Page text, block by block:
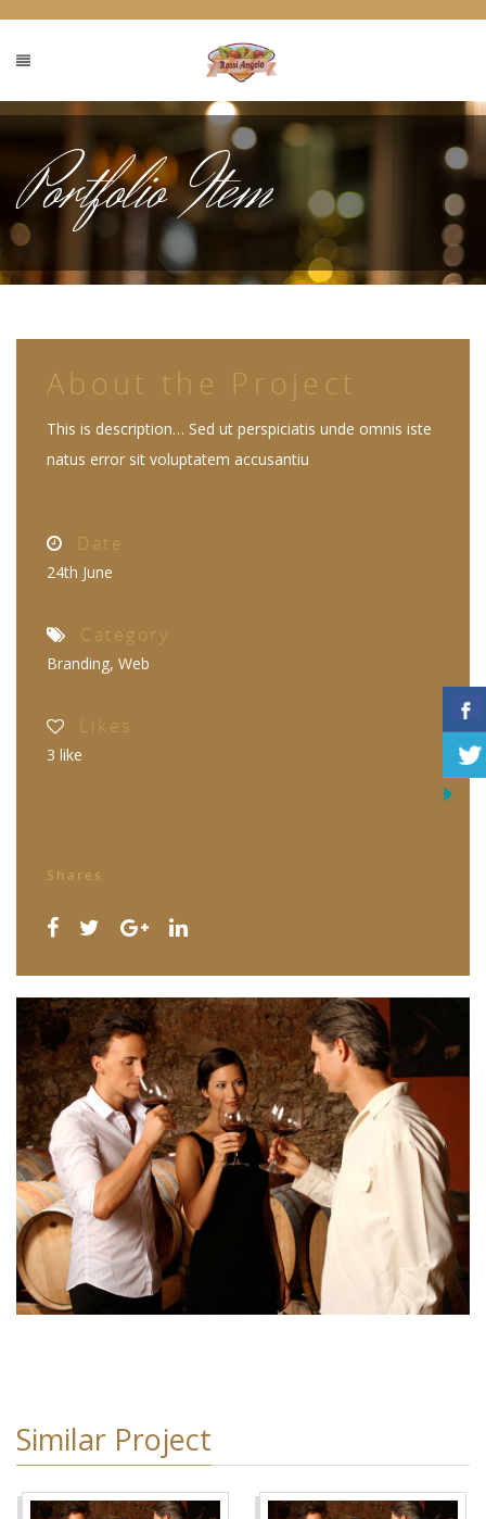
Portfolio Item
About the Project
This is description… Sed ut perspiciatis unde omnis iste
natus error sit voluptatem accusantiu
Date
24th June
Category
Branding, Web
Likes
3 like
Shares
Similar Project